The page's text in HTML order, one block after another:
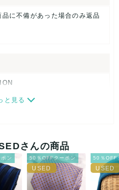
に不備があった場合のみ返品
にも最適♪
きませんので、ご了承下さい
と見る
さんの商品
ン 50％OFFクーポン 50％OFF